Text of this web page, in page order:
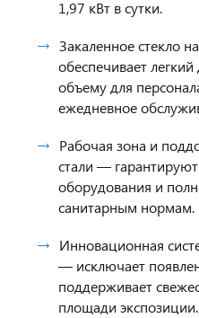
1,97 кВт в сутки.
Закаленное стекло
обеспечивает
объему для
ежедневное
Рабочая зона и
стали —
оборудования и
санитарным нормам.
Инновационная
— исключает
поддерживает
площади экспозиции.